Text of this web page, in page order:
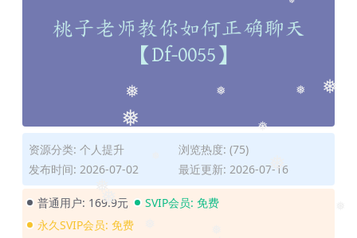
❅
❅
❅
❅
❅
❅
❅
资源分类: 个人提升
浏览热度: (75)
发布时间: 2026-07-02
最近更新: 2026-07-16
普通用户: 169.9元 SVIP会员: 免费
永久SVIP会员: 免费